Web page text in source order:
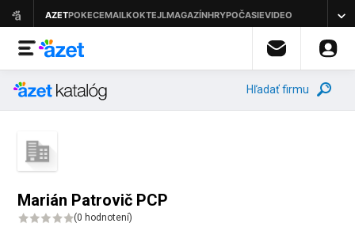
Hľadať firmu
Marián Patrovič PCP
(0 hodnotení)